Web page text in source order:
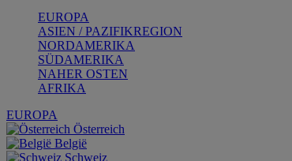
EUROPA
ASIEN / PAZIFIKREGION
NORDAMERIKA
SÜDAMERIKA
NAHER OSTEN
AFRIKA
EUROPA
Österreich
België
Schweiz